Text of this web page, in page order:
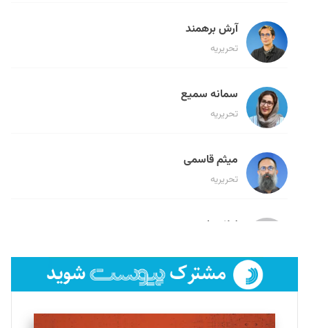
آرش برهمند
تحریریه
سمانه سمیع
تحریریه
میثم قاسمی
تحریریه
لیلا حنارود
فائزه فتحی رستمی
تحریریه